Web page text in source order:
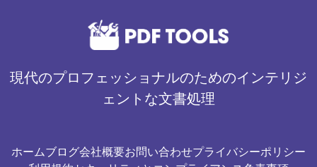
現代のプロフェッショナルのためのインテリジ
ェントな文書処理
ホームブログ会社概要お問い合わせプライバシーポリシー